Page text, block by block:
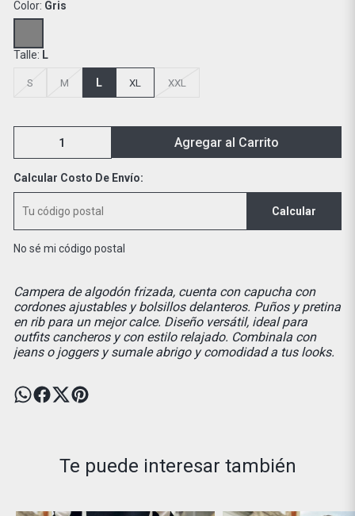
Color: Gris
Talle: L
S M L XL XXL
Agregar al Carrito
Calcular Costo De Envío:
Calcular
No sé mi código postal
Campera de algodón frizada, cuenta con capucha con
cordones ajustables y bolsillos delanteros. Puños y pretina
en rib para un mejor calce. Diseño versátil, ideal para
outfits cancheros y con estilo relajado. Combinala con
jeans o joggers y sumale abrigo y comodidad a tus looks.
Te puede interesar también